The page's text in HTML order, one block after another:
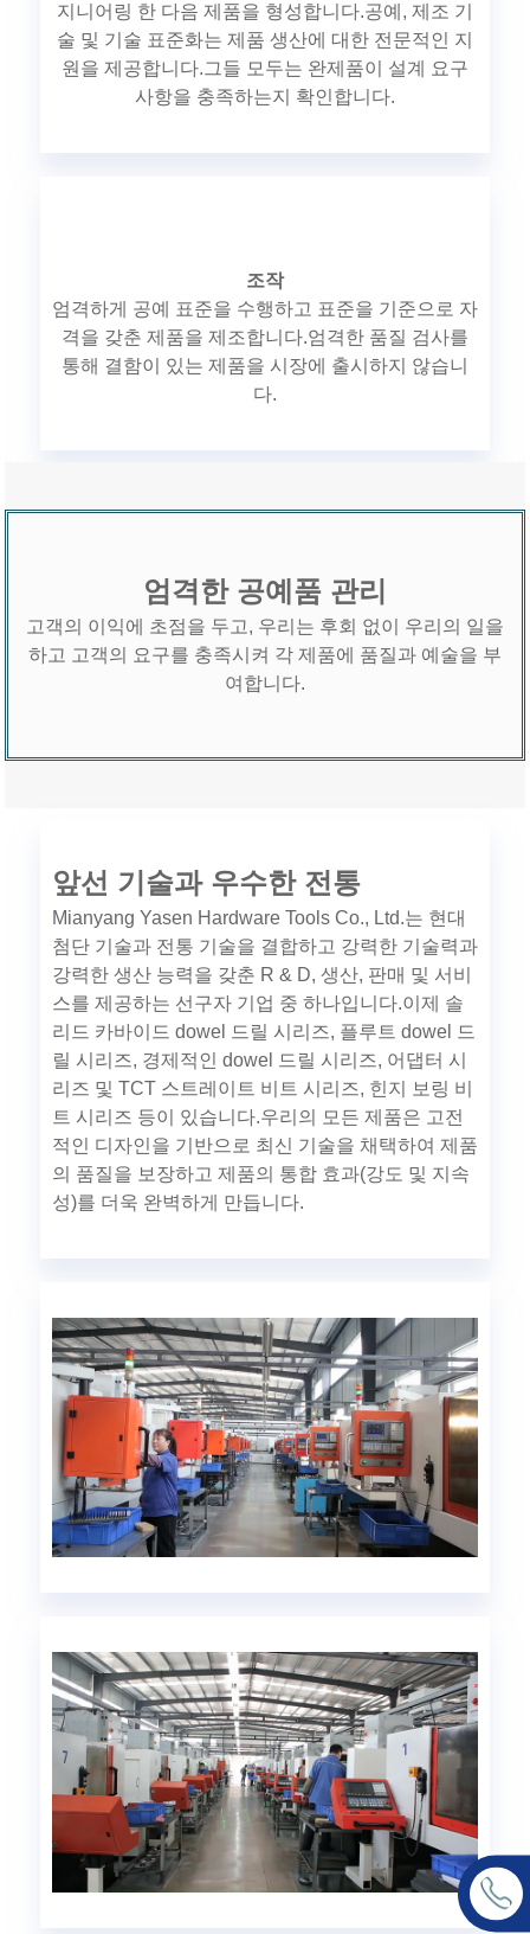
지니어링 한 다음 제품을 형성합니다.공예, 제조 기
술 및 기술 표준화는 제품 생산에 대한 전문적인 지
원을 제공합니다.그들 모두는 완제품이 설계 요구
사항을 충족하는지 확인합니다.
조작
엄격하게 공예 표준을 수행하고 표준을 기준으로 자
격을 갖춘 제품을 제조합니다.엄격한 품질 검사를
통해 결함이 있는 제품을 시장에 출시하지 않습니
다.
엄격한 공예품 관리
고객의 이익에 초점을 두고, 우리는 후회 없이 우리의 일을
하고 고객의 요구를 충족시켜 각 제품에 품질과 예술을 부
여합니다.
앞선 기술과 우수한 전통
Mianyang Yasen Hardware Tools Co., Ltd.는 현대
첨단 기술과 전통 기술을 결합하고 강력한 기술력과
강력한 생산 능력을 갖춘 R & D, 생산, 판매 및 서비
스를 제공하는 선구자 기업 중 하나입니다.이제 솔
리드 카바이드 dowel 드릴 시리즈, 플루트 dowel 드
릴 시리즈, 경제적인 dowel 드릴 시리즈, 어댑터 시
리즈 및 TCT 스트레이트 비트 시리즈, 힌지 보링 비
트 시리즈 등이 있습니다.우리의 모든 제품은 고전
적인 디자인을 기반으로 최신 기술을 채택하여 제품
의 품질을 보장하고 제품의 통합 효과(강도 및 지속
성)를 더욱 완벽하게 만듭니다.